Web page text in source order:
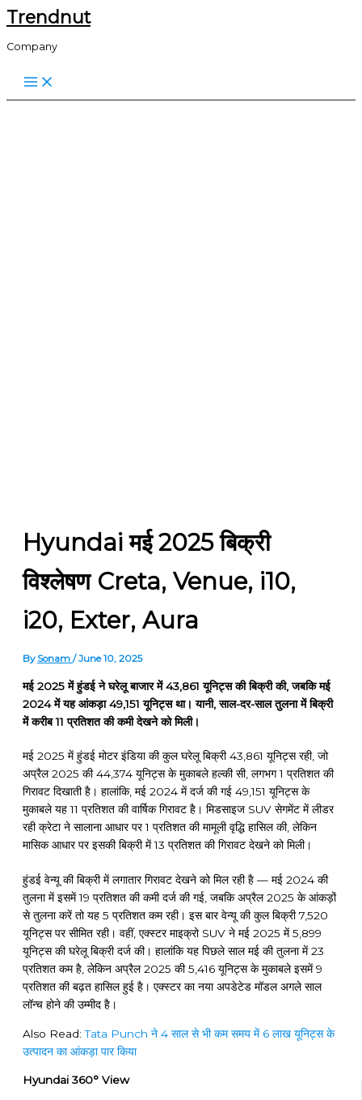
Skip
content
Trendnut
Company
Hyundai मई 2025 बिक्री
विश्लेषण Creta, Venue, i10,
i20, Exter, Aura
By Sonam /June 10, 2025
मई 2025 में हुंडई ने घरेलू बाजार में 43,861 यूनिट्स की बिक्री की, जबकि मई
2024 में यह आंकड़ा 49,151 यूनिट्स था। यानी, साल-दर-साल तुलना में बिक्री
में करीब 11 प्रतिशत की कमी देखने को मिली।
मई 2025 में हुंडई मोटर इंडिया की कुल घरेलू बिक्री 43,861 यूनिट्स रही, जो
अप्रैल 2025 की 44,374 यूनिट्स के मुकाबले हल्की सी, लगभग 1 प्रतिशत की
गिरावट दिखाती है। हालांकि, मई 2024 में दर्ज की गई 49,151 यूनिट्स के
मुकाबले यह 11 प्रतिशत की वार्षिक गिरावट है। मिडसाइज SUV सेगमेंट में लीडर
रही क्रेटा ने सालाना आधार पर 1 प्रतिशत की मामूली वृद्धि हासिल की, लेकिन
मासिक आधार पर इसकी बिक्री में 13 प्रतिशत की गिरावट देखने को मिली।
हुंडई वेन्यू की बिक्री में लगातार गिरावट देखने को मिल रही है — मई 2024 की
तुलना में इसमें 19 प्रतिशत की कमी दर्ज की गई, जबकि अप्रैल 2025 के आंकड़ों
से तुलना करें तो यह 5 प्रतिशत कम रही। इस बार वेन्यू की कुल बिक्री 7,520
यूनिट्स पर सीमित रही। वहीं, एक्स्टर माइक्रो SUV ने मई 2025 में 5,899
यूनिट्स की घरेलू बिक्री दर्ज की। हालांकि यह पिछले साल मई की तुलना में 23
प्रतिशत कम है, लेकिन अप्रैल 2025 की 5,416 यूनिट्स के मुकाबले इसमें 9
प्रतिशत की बढ़त हासिल हुई है। एक्स्टर का नया अपडेटेड मॉडल अगले साल
लॉन्च होने की उम्मीद है।
Also Read:Tata Punch ने 4 साल से भी कम समय में 6 लाख यूनिट्स के
उत्पादन का आंकड़ा पार किया
Hyundai 360° View